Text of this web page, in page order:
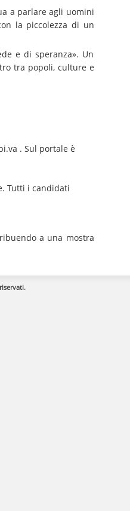
a parlare agli uomini
la piccolezza di un
e di speranza». Un
tra popoli, culture e
. Sul portale è
Tutti i candidati
a una mostra